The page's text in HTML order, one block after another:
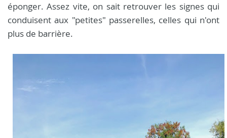
éponger. Assez vite, on sait retrouver les signes qui
conduisent aux "petites" passerelles, celles qui n'ont
plus de barrière.